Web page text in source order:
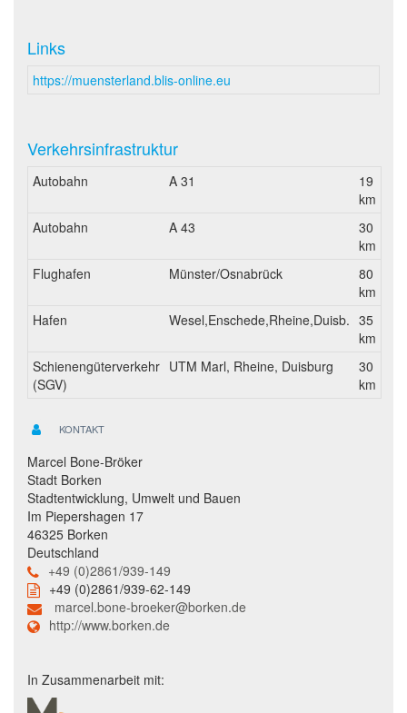
Links
https://muensterland.blis-online.eu
Verkehrsinfrastruktur
Autobahn A 31
19
km
Autobahn
A 43
30
km
Flughafen
Münster/Osnabrück
80
km
Hafen
Wesel,Enschede,Rheine,Duisb. 35
km
Schienengüterverkehr
(SGV)
UTM Marl, Rheine, Duisburg
30
km
KONTAKT
Marcel Bone-Bröker
Stadt Borken
Stadtentwicklung, Umwelt und Bauen
Im Piepershagen 17
46325 Borken
Deutschland
+49 (0)2861/939-149
+49 (0)2861/939-62-149
marcel.bone-broeker@borken.de
http://www.borken.de
In Zusammenarbeit mit: